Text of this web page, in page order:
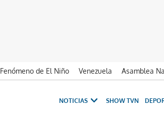
Fenómeno de El Niño Venezuela Asamblea
NOTICIAS SHOW TVN